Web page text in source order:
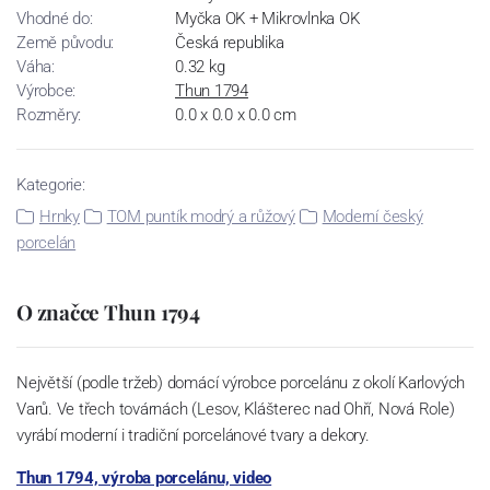
Vhodné do:
Myčka OK + Mikrovlnka OK
Země původu:
Česká republika
Váha:
0.32 kg
Výrobce:
Thun 1794
Rozměry:
0.0 x 0.0 x 0.0 cm
Kategorie:
Hrnky
TOM puntík modrý a růžový
Moderní český
porcelán
O značce Thun 1794
Největší (podle tržeb) domácí výrobce porcelánu z okolí Karlových
Varů. Ve třech továrnách (Lesov, Klášterec nad Ohří, Nová Role)
vyrábí moderní i tradiční porcelánové tvary a dekory.
Thun 1794, výroba porcelánu, video